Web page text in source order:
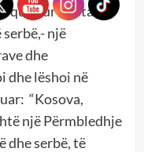
quajtur “Lista
një
dhe
dhe lëshoi në
“Kosova,
një Përmbledhje
dhe serbë, të